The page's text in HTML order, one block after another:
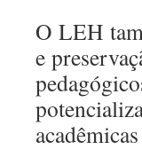
O LEH
e